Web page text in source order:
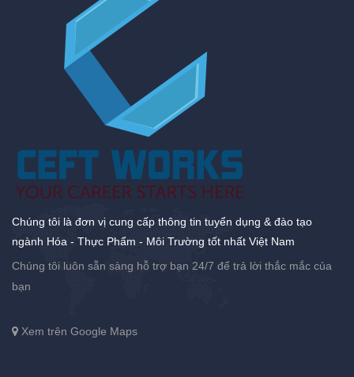
Chúng tôi là đơn vị cung cấp thông tin tuyển dụng & đào tạo
ngành Hóa - Thực Phẩm - Môi Trường tốt nhất Việt Nam
Chúng tôi luôn sẵn sàng hỗ trợ bạn 24/7 để trả lời thắc mắc của
bạn
Xem trên Google Maps